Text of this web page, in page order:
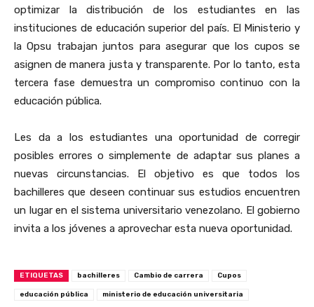
optimizar la distribución de los estudiantes en las
instituciones de educación superior del país. El Ministerio y
la Opsu trabajan juntos para asegurar que los cupos se
asignen de manera justa y transparente. Por lo tanto, esta
tercera fase demuestra un compromiso continuo con la
educación pública.
Les da a los estudiantes una oportunidad de corregir
posibles errores o simplemente de adaptar sus planes a
nuevas circunstancias. El objetivo es que todos los
bachilleres que deseen continuar sus estudios encuentren
un lugar en el sistema universitario venezolano. El gobierno
invita a los jóvenes a aprovechar esta nueva oportunidad.
ETIQUETAS bachilleres Cambio de carrera Cupos
educación pública ministerio de educación universitaria